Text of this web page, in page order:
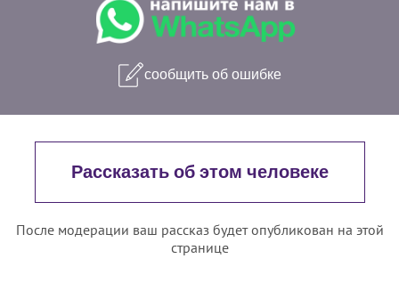
сообщить об ошибке
Рассказать об этом человеке
После модерации ваш рассказ будет опубликован на этой
странице